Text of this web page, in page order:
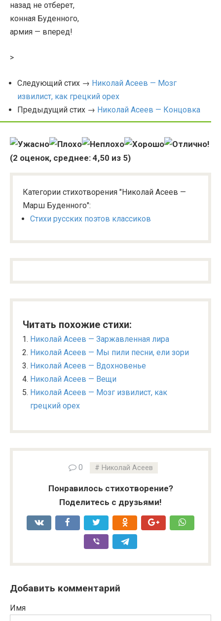
назад не отберет,
конная Буденного,
армия — вперед!
>
Следующий стих → Николай Асеев — Мозг
извилист, как грецкий орех
Предыдущий стих → Николай Асеев — Концовка
(2 оценок, среднее: 4,50 из 5)
Категории стихотворения "Николай Асеев —
Марш Буденного":
Стихи русских поэтов классиков
Читать похожие стихи:
Николай Асеев — Заржавленная лира
Николай Асеев — Мы пили песни, ели зори
Николай Асеев — Вдохновенье
Николай Асеев — Вещи
Николай Асеев — Мозг извилист, как
грецкий орех
0 Николай Асеев
Понравилось стихотворение?
Поделитесь с друзьями!
Добавить комментарий
Имя